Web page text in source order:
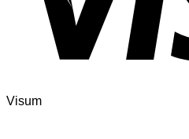
Visum